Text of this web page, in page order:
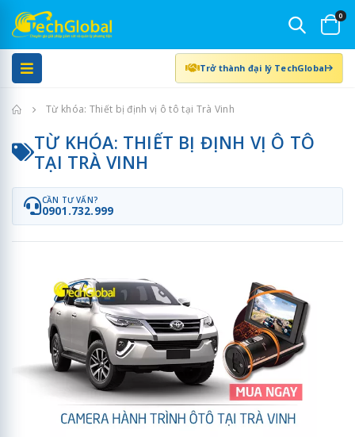
0
Trở thành đại lý TechGlobal
Trang chủTừ khóa: Thiết bị định vị ô tô tại Trà Vinh
TỪ KHÓA: THIẾT BỊ ĐỊNH VỊ Ô TÔ
TẠI TRÀ VINH
CẦN TƯ VẤN?
0901.732.999